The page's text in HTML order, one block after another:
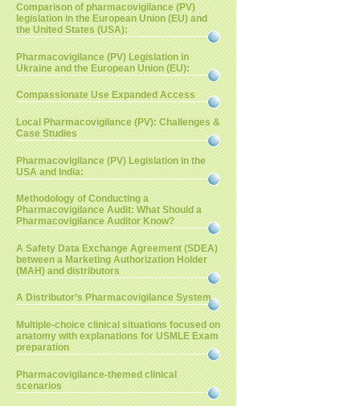
Comparison of pharmacovigilance (PV)
legislation in the European Union (EU) and
the United States (USA):
Pharmacovigilance (PV) Legislation in
Ukraine and the European Union (EU):
Compassionate Use Expanded Access
Local Pharmacovigilance (PV): Challenges &
Case Studies
Pharmacovigilance (PV) Legislation in the
USA and India:
Methodology of Conducting a
Pharmacovigilance Audit: What Should a
Pharmacovigilance Auditor Know?
A Safety Data Exchange Agreement (SDEA)
between a Marketing Authorization Holder
(MAH) and distributors
A Distributor’s Pharmacovigilance System
Multiple-choice clinical situations focused on
anatomy with explanations for USMLE Exam
preparation
Pharmacovigilance-themed clinical
scenarios